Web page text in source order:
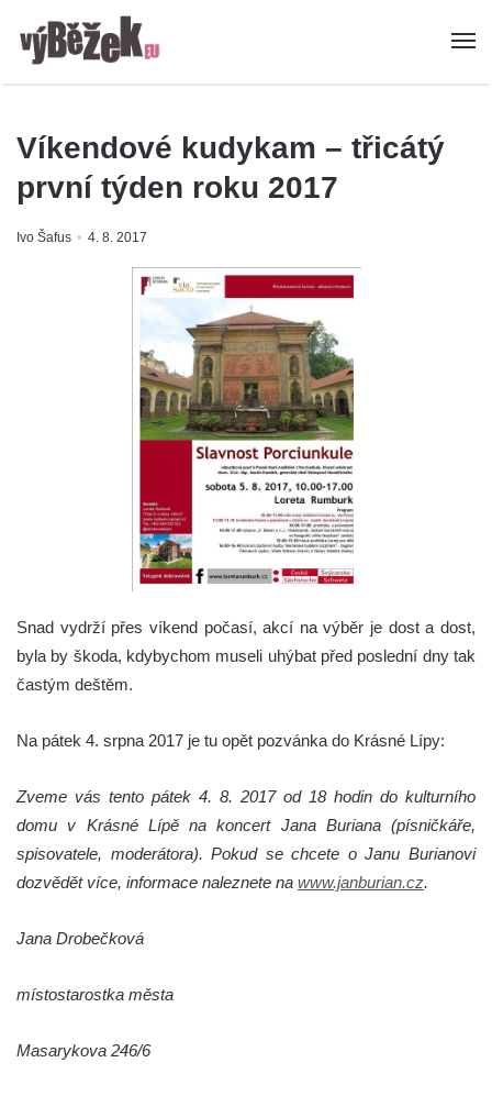
Víkendové kudykam – třicátý
první týden roku 2017
Ivo Šafus 4. 8. 2017
Snad vydrží přes víkend počasí, akcí na výběr je dost a dost,
byla by škoda, kdybychom museli uhýbat před poslední dny tak
častým deštěm.
Na pátek 4. srpna 2017 je tu opět pozvánka do Krásné Lípy:
Zveme vás tento pátek 4. 8. 2017 od 18 hodin do kulturního
domu v Krásné Lípě na koncert Jana Buriana (písničkáře,
spisovatele, moderátora). Pokud se chcete o Janu Burianovi
dozvědět více, informace naleznete na www.janburian.cz.
Jana Drobečková
místostarostka města
Masarykova 246/6